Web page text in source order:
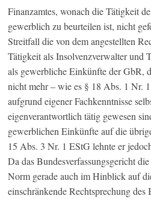
Finanzamtes, wonach die Tätigkeit
gewerblich zu beurteilen ist, nicht
Streitfall die von dem angestellten
Tätigkeit als Insolvenzverwalter und
als gewerbliche Einkünfte der GbR,
nicht mehr – wie es § 18 Abs. 1 Nr.
aufgrund eigener Fachkenntnisse
eigenverantwortlich tätig gewesen
gewerblichen Einkünfte auf die
15 Abs. 3 Nr. 1 EStG lehnte er
Da das Bundesverfassungsgericht
Norm gerade auch im Hinblick auf
einschränkende Rechtsprechung